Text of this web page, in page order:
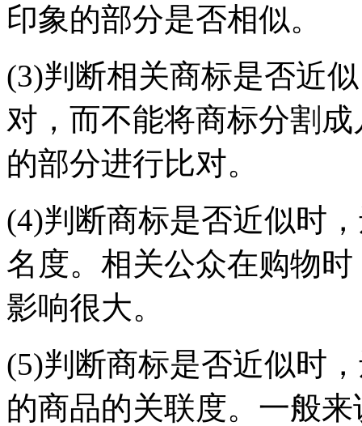
印象的部分是否相似。
(3)判断相关商标是否近
对，而不能将商标分割
的部分进行比对。
(4)判断商标是否近似时
名度。相关公众在购物
影响很大。
(5)判断商标是否近似时
的商品的关联度。一般